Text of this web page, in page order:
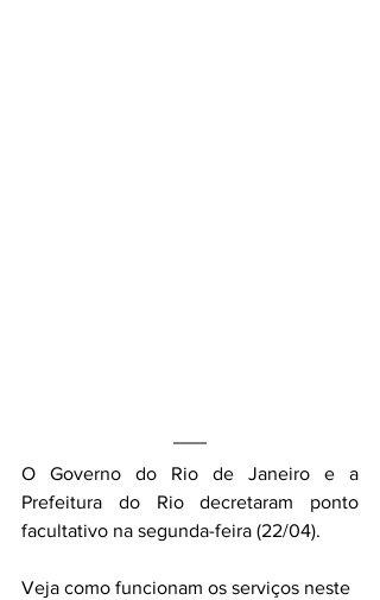
O Governo do Rio de Janeiro e a
Prefeitura do Rio decretaram ponto
facultativo na segunda-feira (22/04).
Veja como funcionam os serviços neste